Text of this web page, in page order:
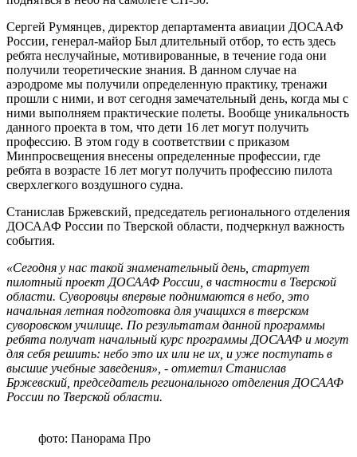
Сергей Румянцев, директор департамента авиации ДОСААФ
России, генерал-майор Был длительный отбор, то есть здесь
ребята неслучайные, мотивированные, в течение года они
получили теоретические знания. В данном случае на
аэродроме мы получили определенную практику, тренажи
прошли с ними, и вот сегодня замечательный день, когда мы с
ними выполняем практические полеты. Вообще уникальность
данного проекта в том, что дети 16 лет могут получить
профессию. В этом году в соответствии с приказом
Минпросвещения внесены определенные профессии, где
ребята в возрасте 16 лет могут получить профессию пилота
сверхлегкого воздушного судна.
Станислав Бржевский, председатель регионального отделения
ДОСААФ России по Тверской области, подчеркнул важность
события.
«Сегодня у нас такой знаменательный день, стартует
пилотный проект ДОСААФ России, в частности в Тверской
области. Суворовцы впервые поднимаются в небо, это
начальная летная подготовка для учащихся в тверском
суворовском училище. По результатам данной программы
ребята получат начальный курс программы ДОСААФ и могут
для себя решить: небо это их или не их, и уже поступать в
высшие учебные заведения», - отметил Станислав
Бржевский, председатель регионального отделения ДОСААФ
России по Тверской области.
фото: Панорама Про